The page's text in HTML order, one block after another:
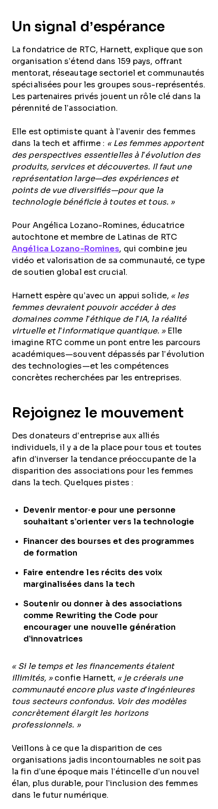
Un signal d’espérance
La fondatrice de RTC, Harnett, explique que son
organisation s’étend dans 159 pays, offrant
mentorat, réseautage sectoriel et communautés
spécialisées pour les groupes sous-représentés.
Les partenaires privés jouent un rôle clé dans la
pérennité de l’association.
Elle est optimiste quant à l’avenir des femmes
dans la tech et affirme : « Les femmes apportent
des perspectives essentielles à l’évolution des
produits, services et découvertes. Il faut une
représentation large—des expériences et
points de vue diversifiés—pour que la
technologie bénéficie à toutes et tous. »
Pour Angélica Lozano-Romines, éducatrice
autochtone et membre de Latinas de RTC
Angélica Lozano-Romines, qui combine jeu
vidéo et valorisation de sa communauté, ce type
de soutien global est crucial.
Harnett espère qu’avec un appui solide, « les
femmes devraient pouvoir accéder à des
domaines comme l’éthique de l’IA, la réalité
virtuelle et l’informatique quantique. » Elle
imagine RTC comme un pont entre les parcours
académiques—souvent dépassés par l’évolution
des technologies—et les compétences
concrètes recherchées par les entreprises.
Rejoignez le mouvement
Des donateurs d’entreprise aux alliés
individuels, il y a de la place pour tous et toutes
afin d’inverser la tendance préoccupante de la
disparition des associations pour les femmes
dans la tech. Quelques pistes :
Devenir mentor·e pour une personne
souhaitant s’orienter vers la technologie
Financer des bourses et des programmes
de formation
Faire entendre les récits des voix
marginalisées dans la tech
Soutenir ou donner à des associations
comme Rewriting the Code pour
encourager une nouvelle génération
d’innovatrices
« Si le temps et les financements étaient
illimités, » confie Harnett, « je créerais une
communauté encore plus vaste d’ingénieures
tous secteurs confondus. Voir des modèles
concrètement élargit les horizons
professionnels. »
Veillons à ce que la disparition de ces
organisations jadis incontournables ne soit pas
la fin d’une époque mais l’étincelle d’un nouvel
élan, plus durable, pour l’inclusion des femmes
dans le futur numérique.